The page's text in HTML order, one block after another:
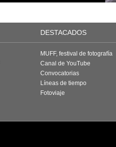
DESTACADOS
MUFF, festival de fotografía
Canal de YouTube
Convocatorias
Líneas de tiempo
Fotoviaje